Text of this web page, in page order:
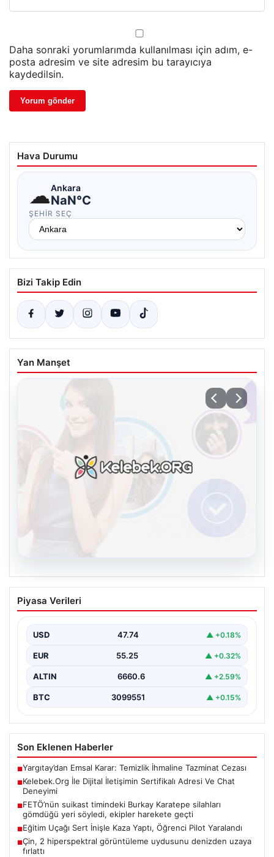
Daha sonraki yorumlarımda kullanılması için adım, e-
posta adresim ve site adresim bu tarayıcıya
kaydedilsin.
Hava Durumu
☁Ankara
NaN°C
ŞEHIR SEÇ
Bizi Takip Edin
Yan Manşet
08.08.2026
Kelebek.Org İle Dijital İletişimin
Sertifikalı Adresi Ve Chat Deneyimi
kurması kritik bir değer ifade etmektedir. Günümüzde…
Piyasa Verileri
USD 47.74 ▲ +0.18%
EUR 55.25 ▲ +0.32%
ALTIN 6660.6 ▲ +2.59%
BTC 3099551 ▲ +0.15%
Son Eklenen Haberler
■Yargıtay’dan Emsal Karar: Temizlik İhmaline Tazminat Cezası
■Kelebek.Org İle Dijital İletişimin Sertifikalı Adresi Ve Chat
Deneyimi
■FETÖ’nün suikast timindeki Burkay Karatepe silahları
gömdüğü yeri söyledi, ekipler harekete geçti
■Eğitim Uçağı Sert İnişle Kaza Yaptı, Öğrenci Pilot Yaralandı
■Çin, 2 hiperspektral görüntüleme uydusunu denizden uzaya
fırlattı